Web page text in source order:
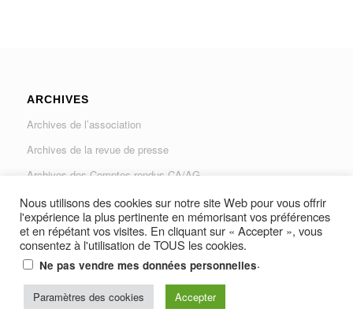
ARCHIVES
Archives de l’association
Archives de la revue de presse
Archives des Comptes rendus CA/AG
Archives du Journal « Traverse »
© Copyright -AUGAD - Association des Usagers de la Gare Les Arcs-
Draguignan et Vidauban-Resine Média Productions
Nous utilisons des cookies sur notre site Web pour vous offrir
l'expérience la plus pertinente en mémorisant vos préférences
et en répétant vos visites. En cliquant sur « Accepter », vous
consentez à l'utilisation de TOUS les cookies.
Ne pas vendre mes données personnelles.
Paramètres des cookies Accepter